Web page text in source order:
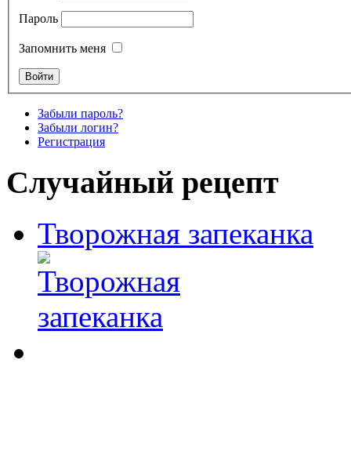
Пароль
Запомнить меня
Забыли пароль?
Забыли логин?
Регистрация
Случайный рецепт
Творожная запеканка